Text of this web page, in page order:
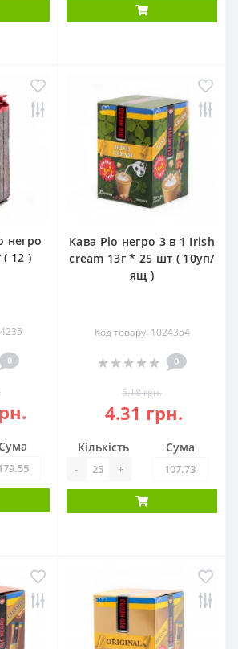
негро
( 12 )
0
Кава Ріо негро 3 в 1 Irish
cream 13г * 25 шт ( 10уп/
ящ )
Код товару: 1024354
0
5.18 грн.
4.31 грн.
Кількість
- +
Сума